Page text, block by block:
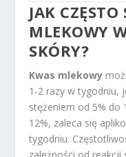
JAK
MLEKOWY
SKÓRY?
Kwas mlekowy
1-2 razy w tygodniu,
stężeniem od 5% do
12%, zaleca się
tygodniu.